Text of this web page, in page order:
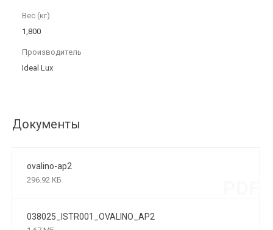
Вес (кг)
1,800
Производитель
Ideal Lux
Документы
ovalino-ap2
296.92 КБ
038025_ISTR001_OVALINO_AP2